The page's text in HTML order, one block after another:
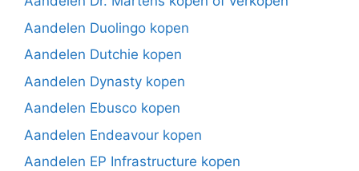
Aandelen Duolingo kopen
Aandelen Dutchie kopen
Aandelen Dynasty kopen
Aandelen Ebusco kopen
Aandelen Endeavour kopen
Aandelen EP Infrastructure kopen